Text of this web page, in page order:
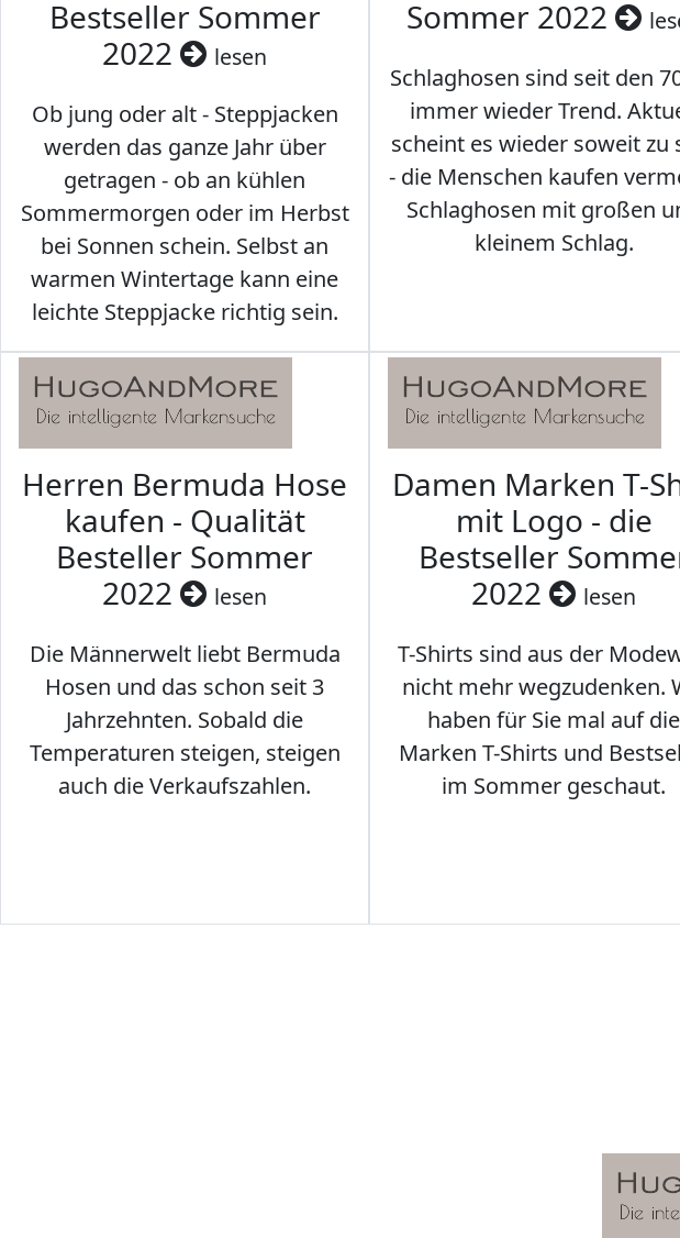
Bestseller Sommer
2022
lesen
Ob jung oder alt - Steppjacken
werden das ganze Jahr über
getragen - ob an kühlen
Sommermorgen oder im Herbst
bei Sonnen schein. Selbst an
warmen Wintertage kann eine
leichte Steppjacke richtig sein.
Sommer 2022
Schlaghosen sind seit den
immer wieder Trend.
scheint es wieder soweit zu
- die Menschen kaufen
Schlaghosen mit großen
kleinem Schlag.
Herren Bermuda Hose
kaufen - Qualität
Besteller Sommer
2022
lesen
Die Männerwelt liebt Bermuda
Hosen und das schon seit 3
Jahrzehnten. Sobald die
Temperaturen steigen, steigen
auch die Verkaufszahlen.
Damen Marken T-
mit Logo - die
Bestseller
2022
lesen
T-Shirts sind aus der
nicht mehr wegzudenken.
haben für Sie mal auf die
Marken T-Shirts und
im Sommer geschaut.